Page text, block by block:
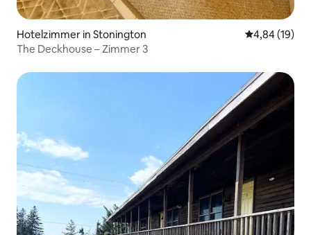
Hotelzimmer in Stonington
4,84 (19)
The Deckhouse – Zimmer 3